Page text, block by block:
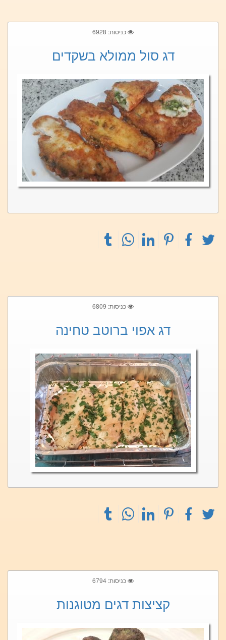
כניסות: 6928
דג סול ממולא בשקדים
כניסות: 6809
דג אפוי ברוטב טחינה
כניסות: 6794
קציצות דגים מטוגנות